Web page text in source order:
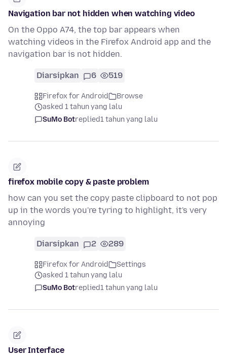
Navigation bar not hidden when watching video
On the Oppo A74, the top bar appears when
watching videos in the Firefox Android app and the
navigation bar is not hidden.
Diarsipkan 6 519
Firefox for Android
Browse
asked 1 tahun yang lalu
SuMo Botreplied1 tahun yang lalu
firefox mobile copy & paste problem
how can you set the copy paste clipboard to not pop
up in the words you're tyring to highlight, it's very
annoying
Diarsipkan 2 289
Firefox for Android
Settings
asked 1 tahun yang lalu
SuMo Botreplied1 tahun yang lalu
User Interface